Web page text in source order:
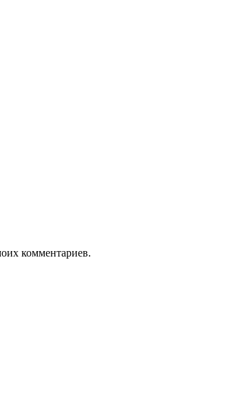
комментариев.